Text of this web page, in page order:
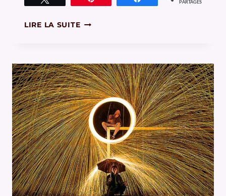
PARTAGES
LIRE LA SUITEFONCTIONNEMENT